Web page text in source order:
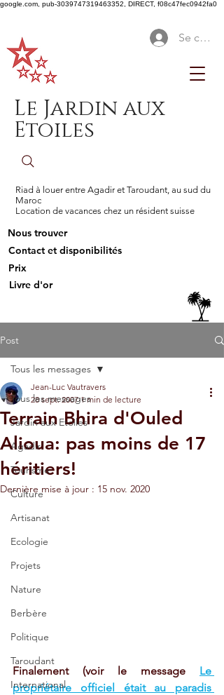
google.com, pub-3039747319463352, DIRECT, f08c47fec0942fa0
Se
Le Jardin aux
Etoiles
Riad à louer entre Agadir et Taroudant, au sud du
Maroc
Location de vacances chez un résident suisse
Nous trouver
Contact et disponibilités
Prix
Livre d'or
Post
Tous les messages
Jardin aux Etoiles
Agadir
Tourisme
Culture
Artisanat
Ecologie
Projets
Nature
Berbère
Politique
Taroudant
International
Tous les messages
Terrain Bhira d'Ouled
Alioua: pas moins de 17
héritiers!
Jean-Luc Vautravers
28 sept. 2007 1 min de lecture
Dernière mise à jour : 15 nov. 2020
Finalement (voir le message Le
propriétaire officiel était au paradis